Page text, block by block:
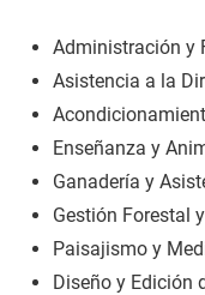
Administración y
Asistencia a la
Enseñanza y
Ganadería y
Gestión Forestal
Paisajismo y
Diseño y Edición